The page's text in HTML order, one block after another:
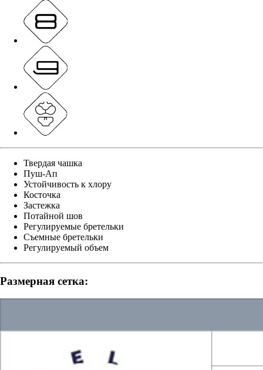
Твердая чашка
Пуш-Ап
Устойчивость к хлору
Косточка
Застежка
Потайной шов
Регулируемые бретельки
Съемные бретельки
Регулируемый объем
Размерная сетка: